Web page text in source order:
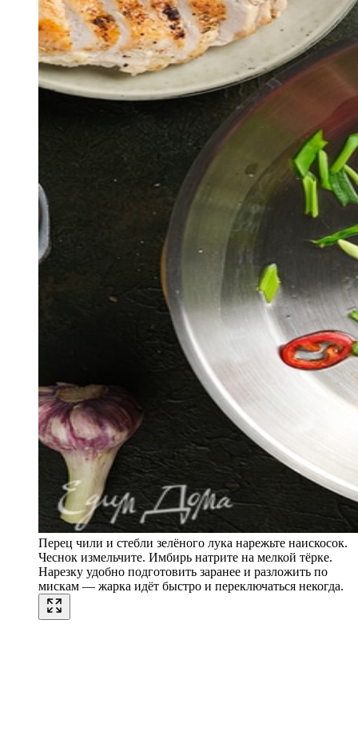
Перец чили и стебли зелёного лука нарежьте наискосок.
Чеснок измельчите. Имбирь натрите на мелкой тёрке.
Нарезку удобно подготовить заранее и разложить по
мискам — жарка идёт быстро и переключаться некогда.